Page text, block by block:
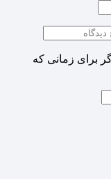
برای زمانی که